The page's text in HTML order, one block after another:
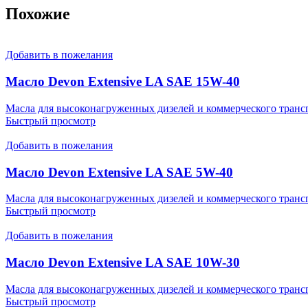
Похожие
Добавить в пожелания
Масло Devon Extensive LA SAE 15W-40
Масла для высоконагруженных дизелей и коммерческого
Быстрый просмотр
Добавить в пожелания
Масло Devon Extensive LA SAE 5W-40
Масла для высоконагруженных дизелей и коммерческого
Быстрый просмотр
Добавить в пожелания
Масло Devon Extensive LA SAE 10W-30
Масла для высоконагруженных дизелей и коммерческого
Быстрый просмотр